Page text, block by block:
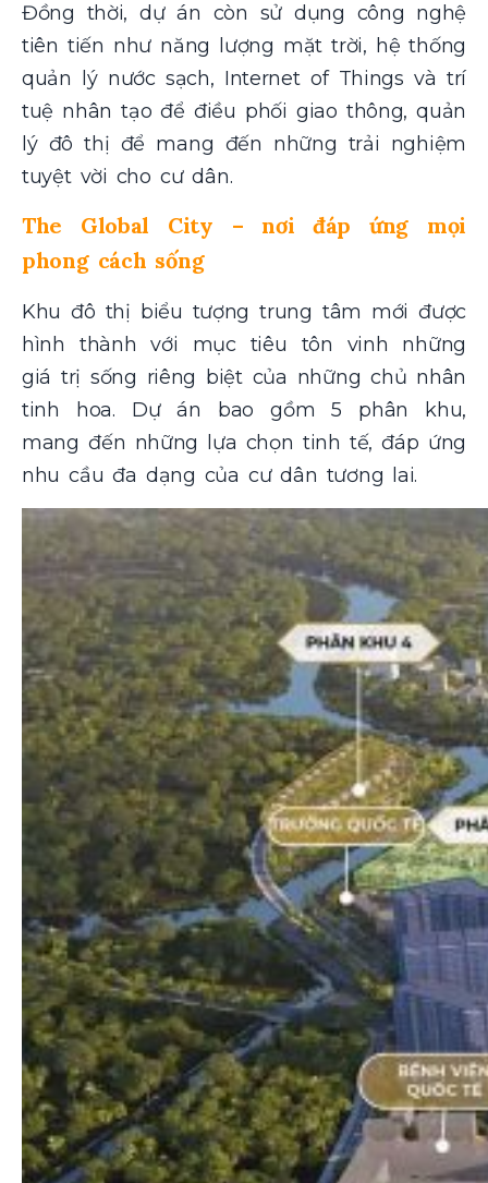
Đồng thời, dự án còn sử dụng công nghệ
tiên tiến như năng lượng mặt trời, hệ thống
quản lý nước sạch, Internet of Things và trí
tuệ nhân tạo để điều phối giao thông, quản
lý đô thị để mang đến những trải nghiệm
tuyệt vời cho cư dân.
The Global City – nơi đáp ứng mọi
phong cách sống
Khu đô thị biểu tượng trung tâm mới được
hình thành với mục tiêu tôn vinh những
giá trị sống riêng biệt của những chủ nhân
tinh hoa. Dự án bao gồm 5 phân khu,
mang đến những lựa chọn tinh tế, đáp ứng
nhu cầu đa dạng của cư dân tương lai.